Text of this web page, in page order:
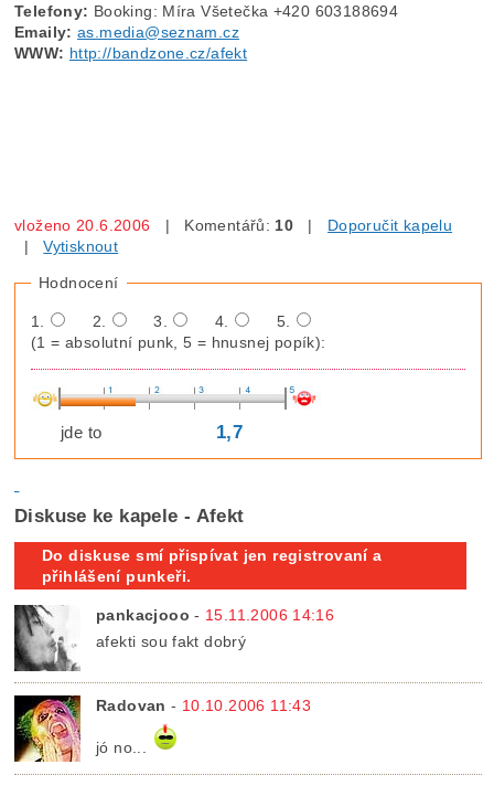
Telefony: Booking: Míra Všetečka +420 603188694
Emaily: as.media@seznam.cz
WWW: http://bandzone.cz/afekt
vloženo 20.6.2006 | Komentářů: 10 | Doporučit kapelu
|Vytisknout
Hodnocení
1. 2. 3. 4.
5.
(1 = absolutní punk, 5 = hnusnej popík):
jde to 1,7
Diskuse ke kapele - Afekt
Do diskuse smí přispívat jen registrovaní a
přihlášení punkeři.
pankacjooo - 15.11.2006 14:16
afekti sou fakt dobrý
Radovan - 10.10.2006 11:43
jó no...